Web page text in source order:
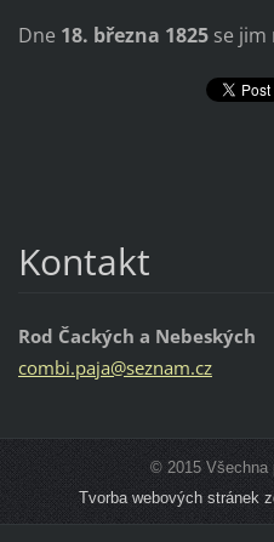
Dne 18. března 1825se jim
Kontakt
Rod Čackých a Nebeských
combi.paja@seznam.cz
© 2015 Všechna
Tvorba webových stránek